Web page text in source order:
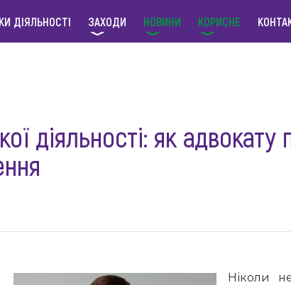
ДІЯЛЬНОСТІ ЗАХОДИ НОВИНИ КОРИСНЕ
діяльності: як
Ніколи